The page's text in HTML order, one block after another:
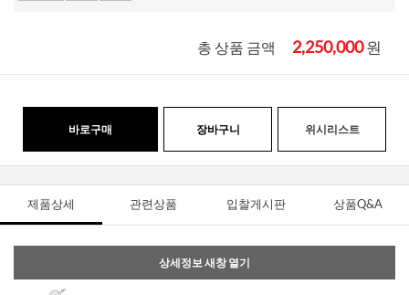
총 상품 금액 2,250,000원
바로구매 장바구니 위시리스트
제품상세 관련상품 입찰게시판 상품Q&A
상세정보 새창 열기